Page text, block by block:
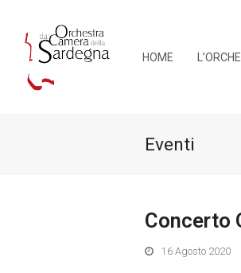
HOME
Eventi
Concerto
16 Agosto 2020